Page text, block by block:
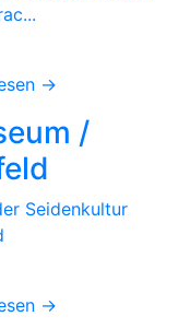
→
/
Seidenkultur
→